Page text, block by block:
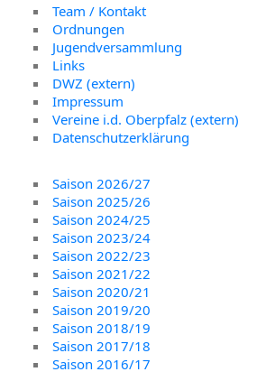
Team / Kontakt
Ordnungen
Jugendversammlung
Links
DWZ (extern)
Impressum
Vereine i.d. Oberpfalz (extern)
Datenschutzerklärung
Saison 2026/27
Saison 2025/26
Saison 2024/25
Saison 2023/24
Saison 2022/23
Saison 2021/22
Saison 2020/21
Saison 2019/20
Saison 2018/19
Saison 2017/18
Saison 2016/17